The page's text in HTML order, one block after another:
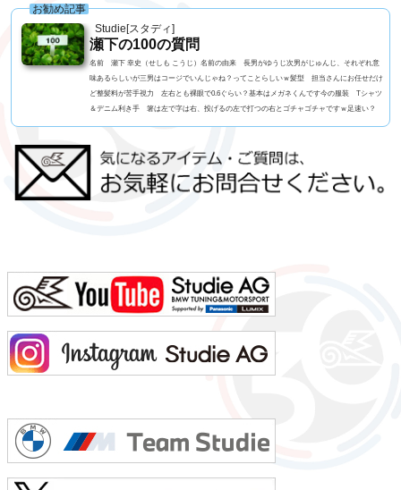
Studie[スタディ]
お勧め記事
瀬下の100の質問
名前 瀬下 幸史（せしも こうじ）名前の由来 長男がゆうじ次男がじゅんじ、それぞれ意
味あるらしいが三男はコージでいんじゃね？ってことらしいｗ髪型 担当さんにお任せだけ
ど整髪料が苦手視力 左右とも裸眼で0.6ぐらい？基本はメガネくんです今の服装 Tシャツ
＆デニム利き手 箸は左で字は右、投げるの左で打つの右とゴチャゴチャですｗ足速い？
ラいｗ...